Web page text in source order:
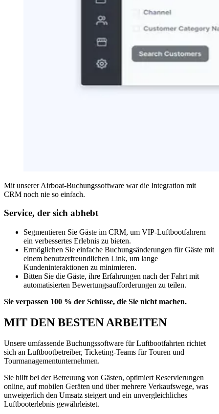
Mit unserer Airboat-Buchungssoftware war die Integration mit
CRM noch nie so einfach.
Service, der sich abhebt
Segmentieren Sie Gäste im CRM, um VIP-Luftbootfahrern
ein verbessertes Erlebnis zu bieten.
Ermöglichen Sie einfache Buchungsänderungen für Gäste mit
einem benutzerfreundlichen Link, um lange
Kundeninteraktionen zu minimieren.
Bitten Sie die Gäste, ihre Erfahrungen nach der Fahrt mit
automatisierten Bewertungsaufforderungen zu teilen.
Sie verpassen 100 % der Schüsse, die Sie nicht machen.
MIT DEN BESTEN ARBEITEN
Unsere umfassende Buchungssoftware für Luftbootfahrten richtet
sich an Luftbootbetreiber, Ticketing-Teams für Touren und
Tourmanagementunternehmen.
Sie hilft bei der Betreuung von Gästen, optimiert Reservierungen
online, auf mobilen Geräten und über mehrere Verkaufswege, was
unweigerlich den Umsatz steigert und ein unvergleichliches
Luftbooterlebnis gewährleistet.